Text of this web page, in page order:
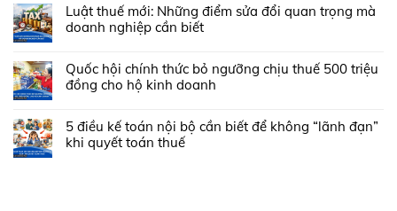
Luật thuế mới: Những điểm sửa đổi quan trọng mà
doanh nghiệp cần biết
Quốc hội chính thức bỏ ngưỡng chịu thuế 500 triệu
đồng cho hộ kinh doanh
5 điều kế toán nội bộ cần biết để không “lãnh đạn”
khi quyết toán thuế